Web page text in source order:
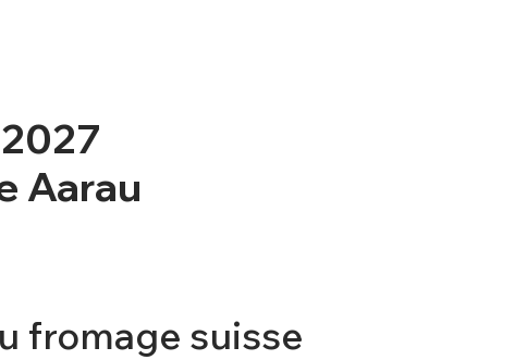
Aarau
fromage suisse